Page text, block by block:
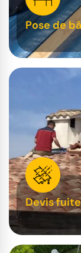
Pose de
Devis